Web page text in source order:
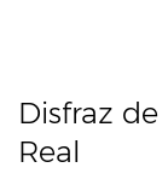
Disfraz de
Real